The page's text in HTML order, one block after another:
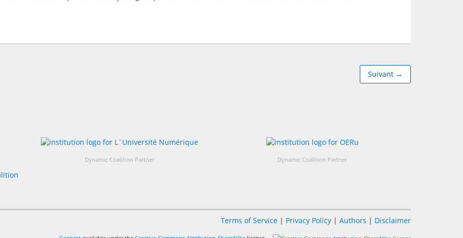
Suivant →
Dynamic Coalition Partner Dynamic Coalition Partner
Terms of Service | Privacy Policy | Authors | Disclaimer